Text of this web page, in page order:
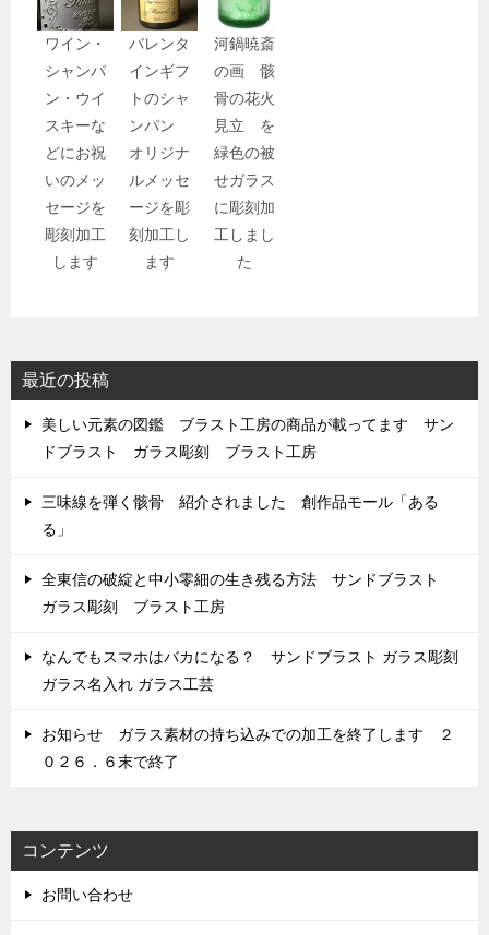
ワイン・
シャンパ
ン・ウイ
スキーな
どにお祝
いのメッ
セージを
彫刻加工
します
バレンタ
インギフ
トのシャ
ンパン
オリジナ
ルメッセ
ージを彫
刻加工し
ます
河鍋暁斎
の画 骸
骨の花火
見立 を
緑色の被
せガラス
に彫刻加
工しまし
た
最近の投稿
美しい元素の図鑑 ブラスト工房の商品が載ってます サン
ドブラスト ガラス彫刻 ブラスト工房
三味線を弾く骸骨 紹介されました 創作品モール「ある
る」
全東信の破綻と中小零細の生き残る方法 サンドブラスト
ガラス彫刻 ブラスト工房
なんでもスマホはバカになる？ サンドブラスト ガラス彫刻
ガラス名入れ ガラス工芸
お知らせ ガラス素材の持ち込みでの加工を終了します ２
０２６．６末で終了
コンテンツ
お問い合わせ